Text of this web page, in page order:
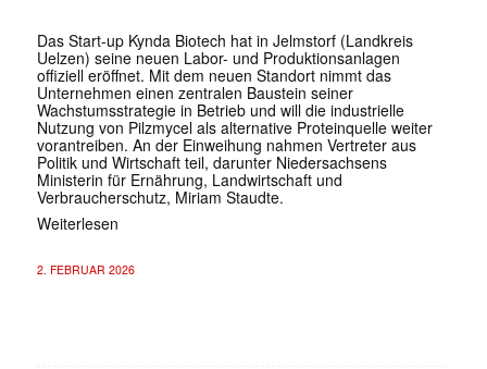
Das Start-up Kynda Biotech hat in Jelmstorf (Landkreis
Uelzen) seine neuen Labor- und Produktionsanlagen
offiziell eröffnet. Mit dem neuen Standort nimmt das
Unternehmen einen zentralen Baustein seiner
Wachstumsstrategie in Betrieb und will die industrielle
Nutzung von Pilzmycel als alternative Proteinquelle weiter
vorantreiben. An der Einweihung nahmen Vertreter aus
Politik und Wirtschaft teil, darunter Niedersachsens
Ministerin für Ernährung, Landwirtschaft und
Verbraucherschutz, Miriam Staudte.
Weiterlesen
2. FEBRUAR 2026